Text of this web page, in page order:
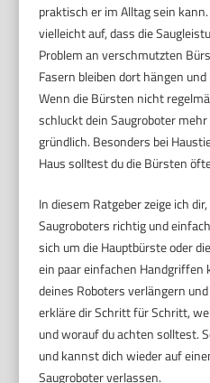
praktisch er im Alltag sein
vielleicht auf, dass die
Problem an verschmutzten
Fasern bleiben dort hängen
Wenn die Bürsten nicht
schluckt dein Saugroboter
gründlich. Besonders bei
Haus solltest du die Bürsten
In diesem Ratgeber zeige ich
Saugroboters richtig und
sich um die Hauptbürste oder
ein paar einfachen Handgriffen
deines Roboters verlängern
erkläre dir Schritt für Schritt,
und worauf du achten solltest.
und kannst dich wieder auf
Saugroboter verlassen.